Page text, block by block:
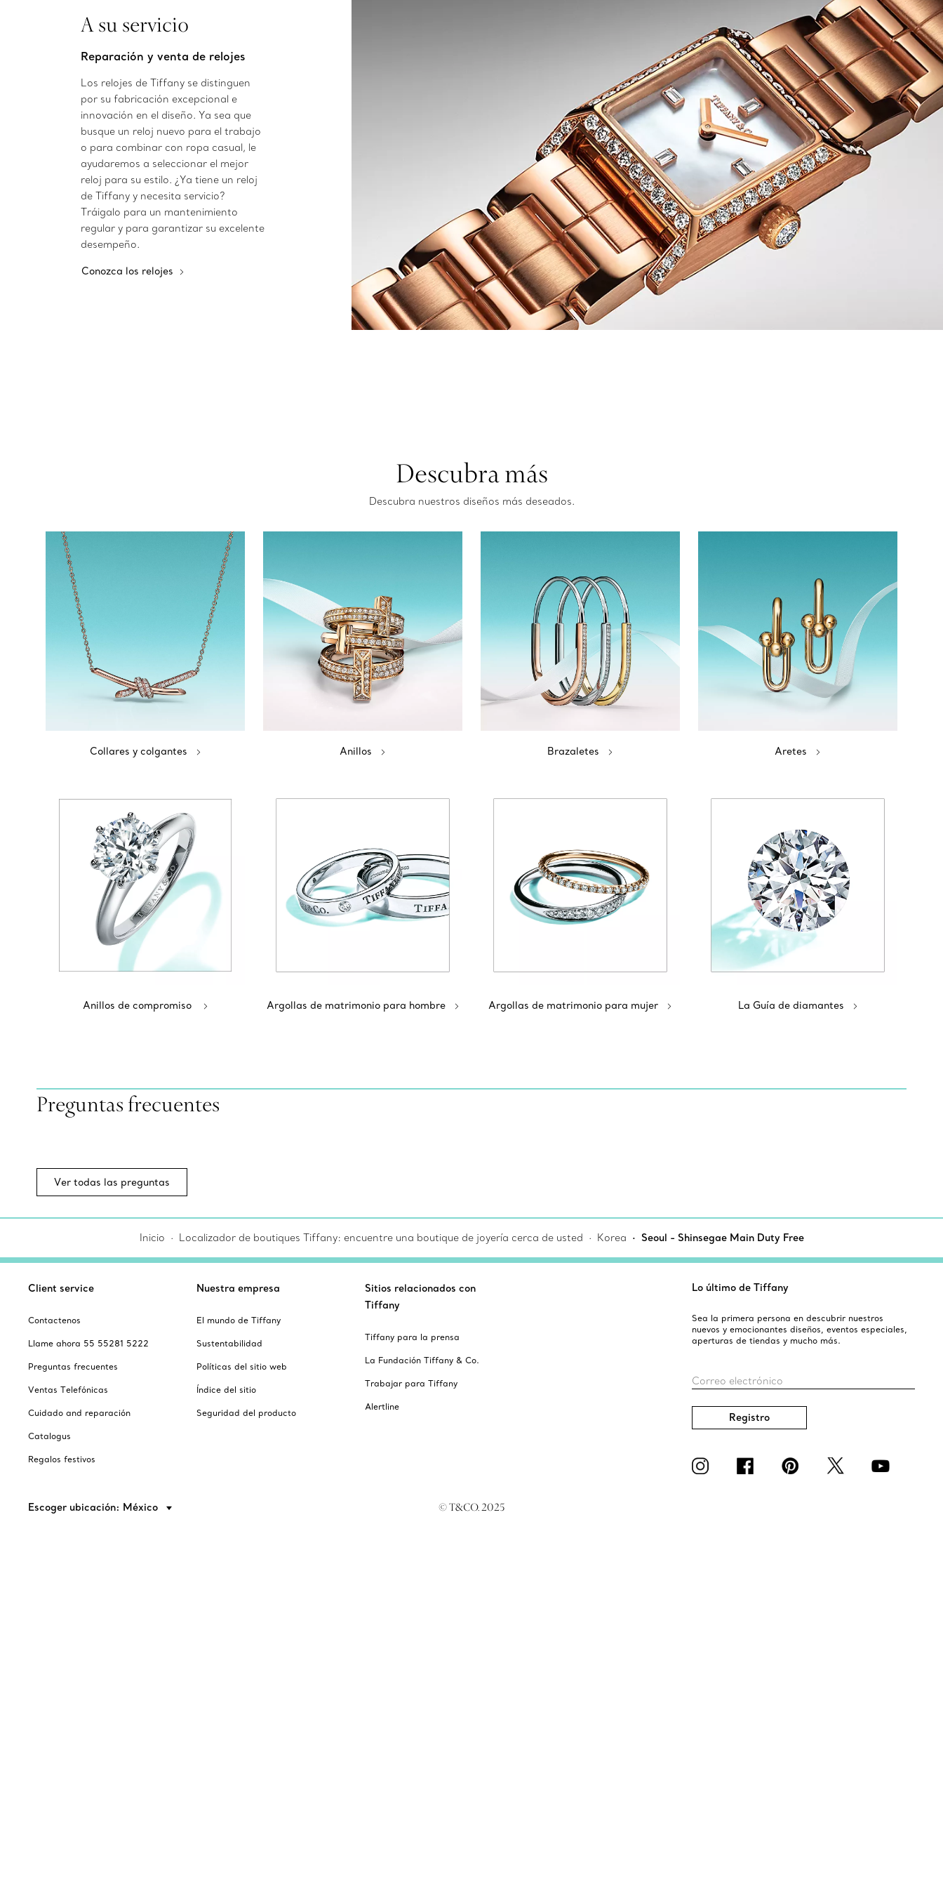
A su servicio
Reparación y venta de relojes
Los relojes de Tiffany se distinguen
por su fabricación excepcional e
innovación en el diseño. Ya sea que
busque un reloj nuevo para el trabajo
o para combinar con ropa casual, le
ayudaremos a seleccionar el mejor
reloj para su estilo. ¿Ya tiene un reloj
de Tiffany y necesita servicio?
Tráigalo para un mantenimiento
regular y para garantizar su excelente
desempeño.
Conozca los relojes
Descubra más
Descubra nuestros diseños más deseados.
Collares y colgantes Anillos Brazaletes Aretes
Anillos de compromiso Argollas de matrimonio para hombre Argollas de matrimonio para mujer La Guía de diamantes
Preguntas frecuentes
Ver todas las preguntas
Inicio Localizador de boutiques Tiffany: encuentre una boutique de joyería cerca de usted Korea Seoul - Shinsegae Main Duty Free
Client service
Contactenos
Llame ahora 55 55281 5222
Preguntas frecuentes
Ventas Telefónicas
Cuidado and reparación
Catalogus
Regalos festivos
Nuestra empresa
El mundo de Tiffany
Sustentabilidad
Políticas del sitio web
Índice del sitio
Seguridad del producto
Sitios relacionados con
Tiffany
Tiffany para la prensa
La Fundación Tiffany & Co.
Trabajar para Tiffany
Alertline
Lo último de Tiffany
Sea la primera persona en descubrir nuestros
nuevos y emocionantes diseños, eventos especiales,
aperturas de tiendas y mucho más.
Correo electrónico
Registro
Escoger ubicación: México © T&CO. 2025